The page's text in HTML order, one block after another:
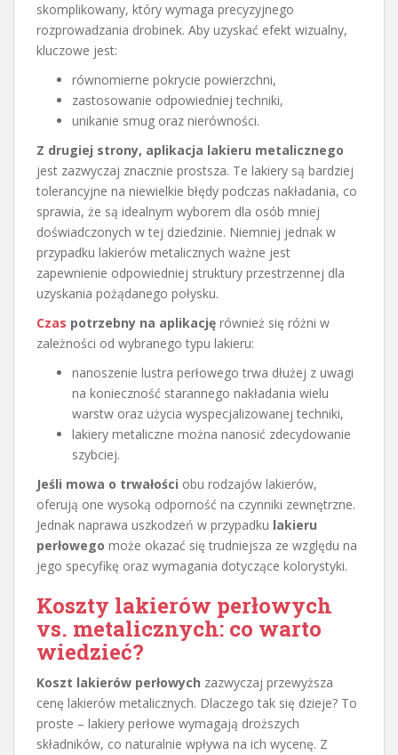
skomplikowany, który wymaga precyzyjnego
rozprowadzania drobinek. Aby uzyskać efekt wizualny,
kluczowe jest:
równomierne pokrycie powierzchni,
zastosowanie odpowiedniej techniki,
unikanie smug oraz nierówności.
Z drugiej strony, aplikacja lakieru metalicznego
jest zazwyczaj znacznie prostsza. Te lakiery są bardziej
tolerancyjne na niewielkie błędy podczas nakładania, co
sprawia, że są idealnym wyborem dla osób mniej
doświadczonych w tej dziedzinie. Niemniej jednak w
przypadku lakierów metalicznych ważne jest
zapewnienie odpowiedniej struktury przestrzennej dla
uzyskania pożądanego połysku.
Czas potrzebny na aplikację również się różni w
zależności od wybranego typu lakieru:
nanoszenie lustra perłowego trwa dłużej z uwagi
na konieczność starannego nakładania wielu
warstw oraz użycia wyspecjalizowanej techniki,
lakiery metaliczne można nanosić zdecydowanie
szybciej.
Jeśli mowa o trwałości obu rodzajów lakierów,
oferują one wysoką odporność na czynniki zewnętrzne.
Jednak naprawa uszkodzeń w przypadku lakieru
perłowego może okazać się trudniejsza ze względu na
jego specyfikę oraz wymagania dotyczące kolorystyki.
Koszty lakierów perłowych
vs. metalicznych: co warto
wiedzieć?
Koszt lakierów perłowych zazwyczaj przewyższa
cenę lakierów metalicznych. Dlaczego tak się dzieje? To
proste – lakiery perłowe wymagają droższych
składników, co naturalnie wpływa na ich wycenę. Z